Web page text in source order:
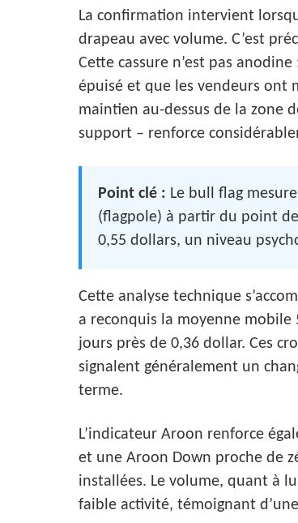
La confirmation intervient
drapeau avec volume. C’est
Cette cassure n’est pas
épuisé et que les vendeurs ont
maintien au-dessus de la zone
support – renforce
Point clé : Le bull flag
(flagpole) à partir du point
0,55 dollars, un niveau
Cette analyse technique
a reconquis la moyenne
jours près de 0,36 dollar. Ces
signalent généralement un
terme.
L’indicateur Aroon renforce
et une Aroon Down proche de
installées. Le volume, quant à
faible activité, témoignant